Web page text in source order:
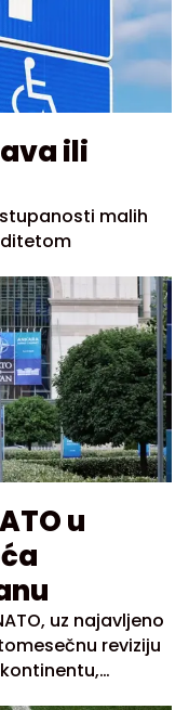
ili
malih
u
uz najavljeno
reviziju